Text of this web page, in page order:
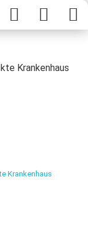
Krankenhaus